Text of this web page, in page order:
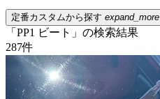
定番カスタムから探す expand_more
「PP1 ビート」の検索結果
287件